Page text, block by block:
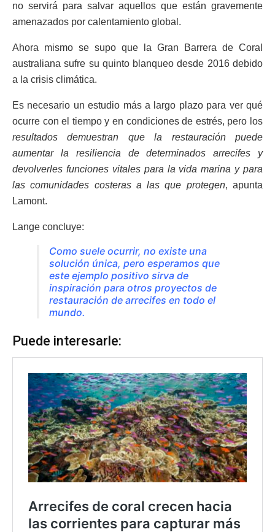
no servirá para salvar aquellos que están gravemente
amenazados por calentamiento global.
Ahora mismo se supo que la Gran Barrera de Coral
australiana sufre su quinto blanqueo desde 2016 debido
a la crisis climática.
Es necesario un estudio más a largo plazo para ver qué
ocurre con el tiempo y en condiciones de estrés, pero los
resultados demuestran que la restauración puede
aumentar la resiliencia de determinados arrecifes y
devolverles funciones vitales para la vida marina y para
las comunidades costeras a las que protegen, apunta
Lamont.
Lange concluye:
Como suele ocurrir, no existe una
solución única, pero esperamos que
este ejemplo positivo sirva de
inspiración para otros proyectos de
restauración de arrecifes en todo el
mundo.
Puede interesarle: